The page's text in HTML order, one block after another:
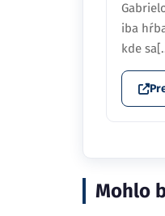
iba
kde
Mohlo